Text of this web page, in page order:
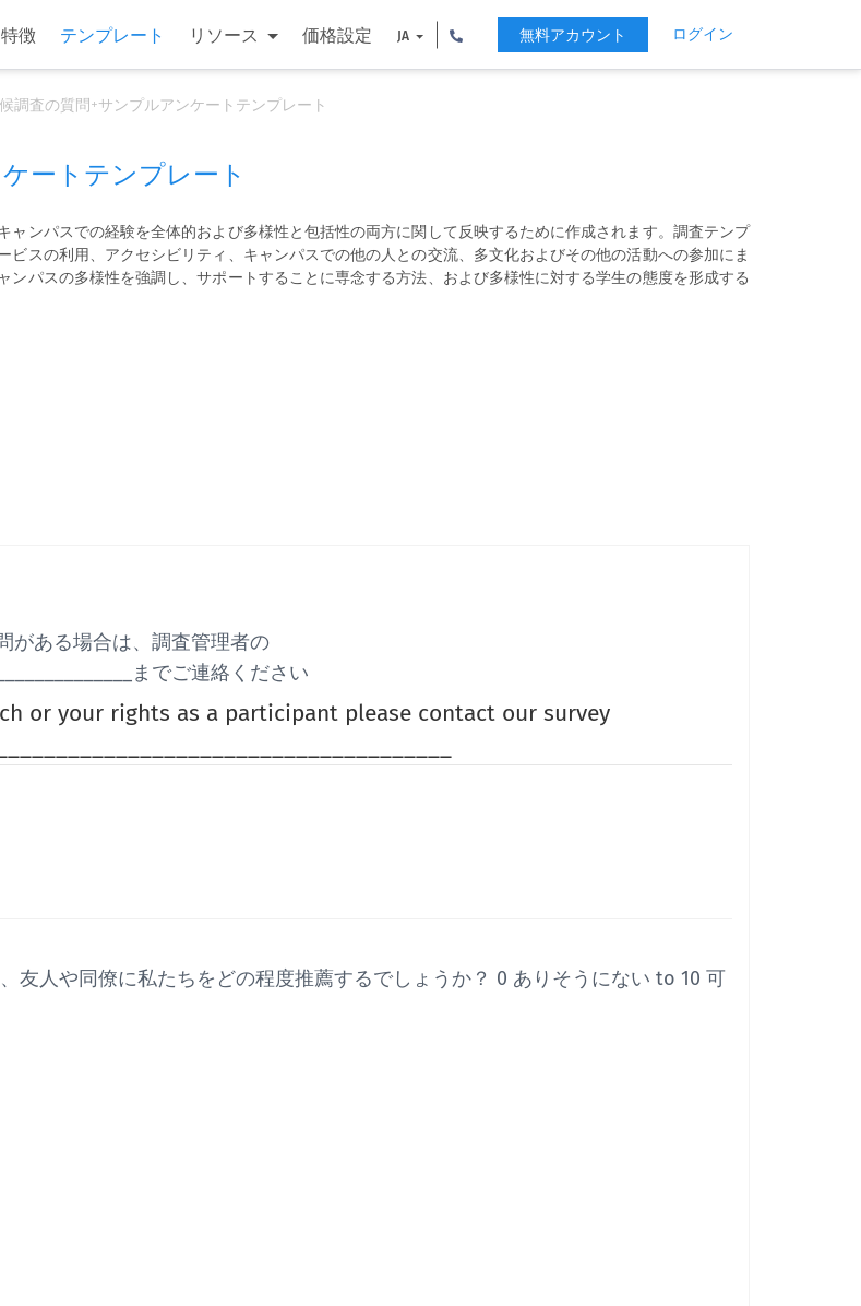
特徴 テンプレート リソース 価格設定 JA 無料アカウント ログイン
調査の質問+サンプルアンケートテンプレート
ートテンプレート
ンパスでの経験を全体的および多様性と包括性の両方に関して反映するために作成されます。調査テンプ
スの利用、アクセシビリティ、キャンパスでの他の人との交流、多文化およびその他の活動への参加にま
パスの多様性を強調し、サポートすることに専念する方法、および多様性に対する学生の態度を形成する
がある場合は、調査管理者の
までご連絡ください
or your rights as a participant please contact our survey
、友人や同僚に私たちをどの程度推薦するでしょうか？ 0 ありそうにない to 10 可